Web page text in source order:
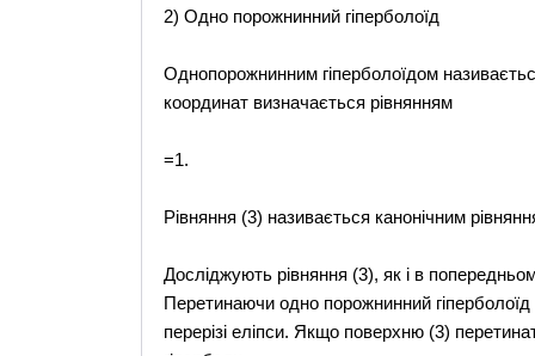
2) Одно порожнинний гіперболоїд
Однопорожнинним гіперболоїдом
координат визначається рівнянням
=1.
Рівняння (3) називається канонічним
Досліджують рівняння (3), як і в
Перетинаючи одно порожнинний
перерізі еліпси. Якщо поверхню (3)